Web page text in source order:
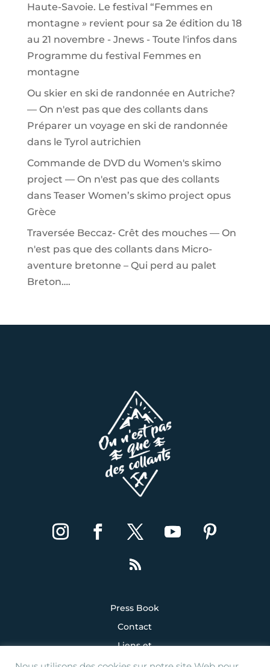
Haute-Savoie. Le festival “Femmes en
montagne » revient pour sa 2e édition du 18
au 21 novembre - Jnews - Toute l'infosdans
Programme du festival Femmes en
montagne
Ou skier en ski de randonnée en Autriche?
— On n'est pas que des collantsdans
Préparer un voyage en ski de randonnée
dans le Tyrol autrichien
Commande de DVD du Women's skimo
project — On n'est pas que des collants
dans Teaser Women’s skimo project opus
Grèce
Traversée Beccaz- Crêt des mouches — On
n'est pas que des collantsdans Micro-
aventure bretonne – Qui perd au palet
Breton….
Press Book
Contact
Liens et